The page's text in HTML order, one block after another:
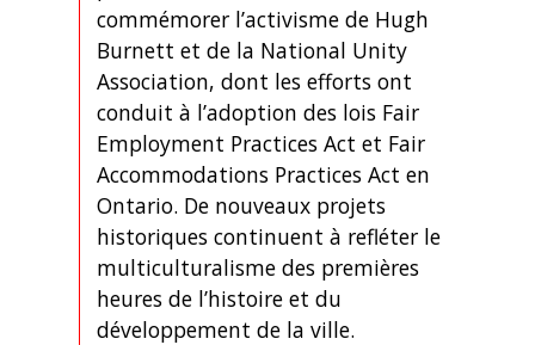
commémorer l’activisme de Hugh
Burnett et de la National Unity
Association, dont les efforts ont
conduit à l’adoption des lois Fair
Employment Practices Act et Fair
Accommodations Practices Act en
Ontario. De nouveaux projets
historiques continuent à refléter le
multiculturalisme des premières
heures de l’histoire et du
développement de la ville.